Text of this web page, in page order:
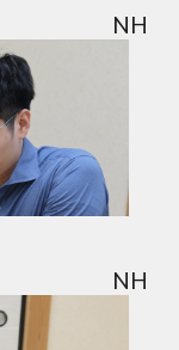
NH
NH